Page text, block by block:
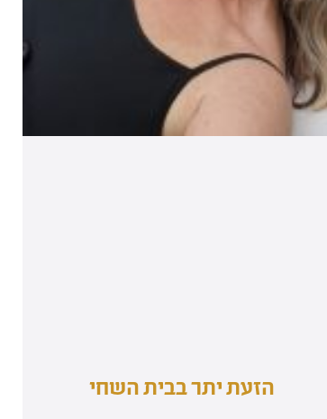
הזעת יתר בבית השחי